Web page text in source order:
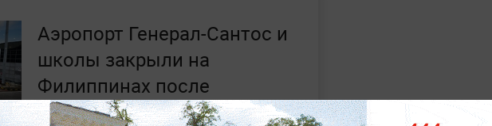
Аэропорт Генерал-Сантос и
школы закрыли на
Филиппинах после
землетрясения